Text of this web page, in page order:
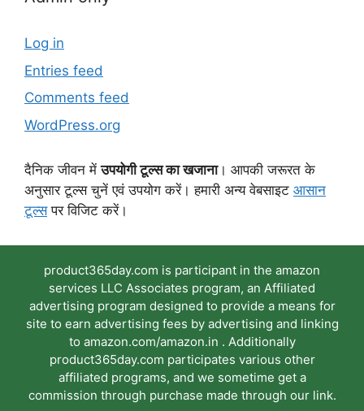
Log in
Entries feed
Comments feed
WordPress.org
दैनिक जीवन मेंउपयोगी टूल्स का खजाना। आपकी जरूरत के
अनुसार टूल्स चुनें एवं उपयोग करें। हमारी अन्य वेबसाइट आसान
टूल्सपर विजिट करें।
product365day.com is participant in the amazon
services LLC Associates program, an Affiliated
advertising program designed to provide a means for
site to earn advertising fees by advertising and linking
to amazon.com/amazon.in . Additionally
product365day.com participates various other
affiliated programs, and we sometime get a
commission through purchase made through our link.